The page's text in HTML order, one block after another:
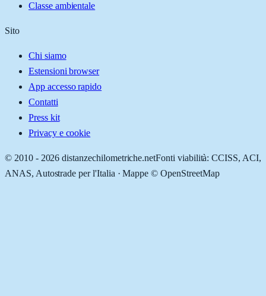
Classe ambientale
Sito
Chi siamo
Estensioni browser
App accesso rapido
Contatti
Press kit
Privacy e cookie
© 2010 - 2026 distanzechilometriche.netFonti viabilità: CCISS, ACI,
ANAS, Autostrade per l'Italia · Mappe © OpenStreetMap